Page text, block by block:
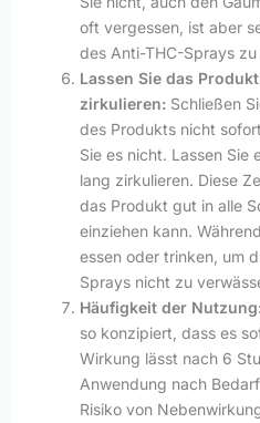
oft vergessen, ist aber
des Anti-THC-Sprays zu
Lassen Sie das
zirkulieren: Schließen
des Produkts nicht
Sie es nicht. Lassen Sie
lang zirkulieren. Diese
das Produkt gut in alle
einziehen kann.
essen oder trinken, um
Sprays nicht zu
Häufigkeit der Nutzung:
so konzipiert, dass es
Wirkung lässt nach 6
Anwendung nach
Risiko von